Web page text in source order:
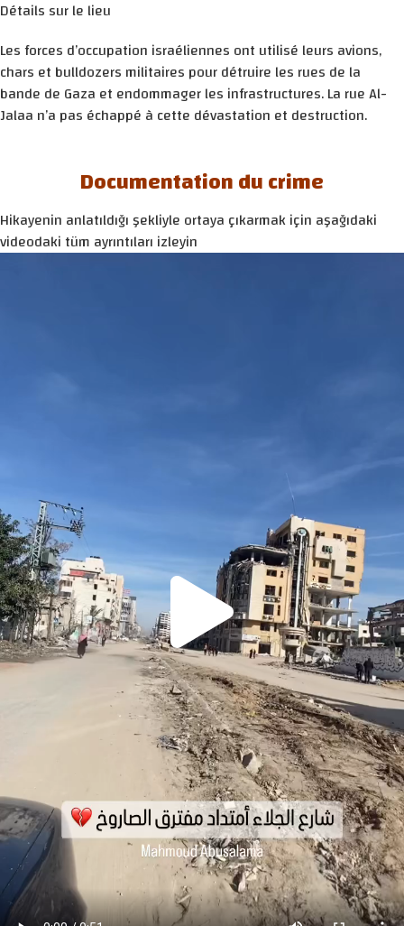
Détails sur le lieu
Les forces d’occupation israéliennes ont utilisé leurs avions,
chars et bulldozers militaires pour détruire les rues de la
bande de Gaza et endommager les infrastructures. La rue Al-
Jalaa n’a pas échappé à cette dévastation et destruction.
Documentation du crime
Hikayenin anlatıldığı şekliyle ortaya çıkarmak için aşağıdaki
videodaki tüm ayrıntıları izleyin